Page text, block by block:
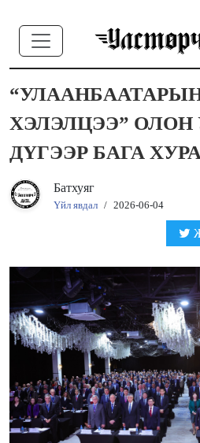
ХЭЛЭЛЦЭЭ” ОЛОН
ДҮГЭЭР БАГА
Батхуяг
Үйл явдал / 2026-06-04